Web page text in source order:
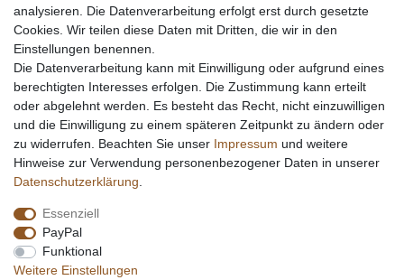
analysieren. Die Datenverarbeitung erfolgt erst durch gesetzte
Cookies. Wir teilen diese Daten mit Dritten, die wir in den
Einstellungen benennen.
Die Datenverarbeitung kann mit Einwilligung oder aufgrund eines
berechtigten Interesses erfolgen. Die Zustimmung kann erteilt
oder abgelehnt werden. Es besteht das Recht, nicht einzuwilligen
und die Einwilligung zu einem späteren Zeitpunkt zu ändern oder
zu widerrufen. Beachten Sie unser Impressum und weitere
Hinweise zur Verwendung personenbezogener Daten in unserer
Daten­schutz­erklärung
Essenziell
PayPal
Funktional
Weitere Einstellungen